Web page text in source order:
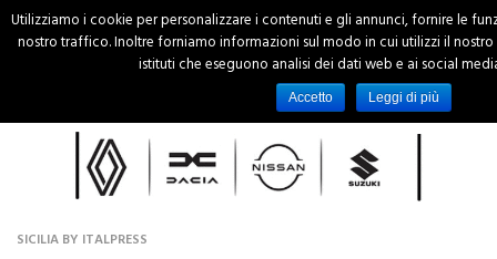
Utilizziamo i cookie per personalizzare i contenuti e gli annunci, fornire le
nostro traffico. Inoltre forniamo informazioni sul modo in cui utilizzi il
istituti che eseguono analisi dei dati web e ai social
Accetto Leggi di più